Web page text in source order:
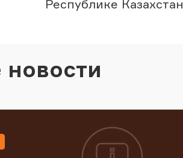
Республике Казахстан